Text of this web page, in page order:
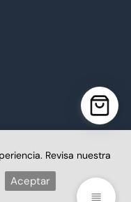
por Grupo
diseñada por
Revisa nuestra
Aceptar